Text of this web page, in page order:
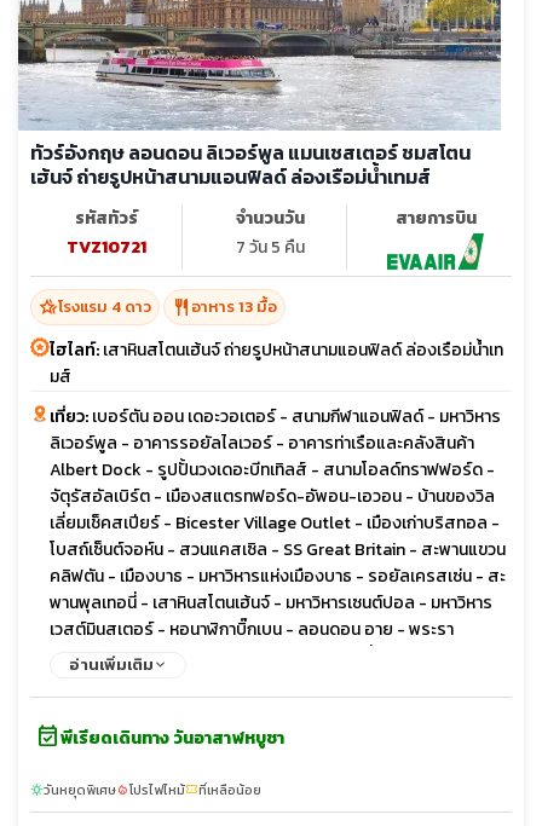
ทัวร์อังกฤษ ลอนดอน ลิเวอร์พูล แมนเชสเตอร์ ชมสโตน
เฮ้นจ์ ถ่ายรูปหน้าสนามแอนฟิลด์ ล่องเรือม่น้ำเทมส์
รหัสทัวร์
TVZ10721
จำนวนวัน
7 วัน 5 คืน
สายการบิน
hotel_classโรงแรม 4 ดาว restaurant อาหาร 13 มื้อ
ไฮไลท์:เสาหินสโตนเฮ้นจ์ ถ่ายรูปหน้าสนามแอนฟิลด์ ล่องเรือม่น้ำเท
มส์
เที่ยว:เบอร์ตัน ออน เดอะวอเตอร์ - สนามกีฬาแอนฟิลด์ - มหาวิหาร
ลิเวอร์พูล - อาคารรอยัลไลเวอร์ - อาคารท่าเรือและคลังสินค้า
Albert Dock - รูปปั้นวงเดอะบีทเทิลส์ - สนามโอลด์ทราฟฟอร์ด -
จัตุรัสอัลเบิร์ต - เมืองสแตรทฟอร์ด-อัพอน-เอวอน - บ้านของวิล
เลี่ยมเช็คสเปียร์ - Bicester Village Outlet - เมืองเก่าบริสทอล -
โบสถ์เซ็นต์จอห์น - สวนแคสเซิล - SS Great Britain - สะพานแขวน
คลิฟตัน - เมืองบาธ - มหาวิหารแห่งเมืองบาธ - รอยัลเครสเซ่น - สะ
พานพุลเทอนี่ - เสาหินสโตนเฮ้นจ์ - มหาวิหารเซนต์ปอล - มหาวิหาร
เวสต์มินสเตอร์ - หอนาฬิกาบิ๊กเบน - ลอนดอน อาย - พระรา
ชวังบัคกิ้งแฮม - จัตุรัสทราฟัลก้าร์ - พิคคาดิลลี่เซอร์คัส - ไชน่า
อ่านเพิ่มเติม
event_availableพีเรียดเดินทาง วันอาสาฬหบูชา
sunnyวันหยุดพิเศษlocal_fire_departmentโปรไฟไหม้confirmation_numberที่เหลือน้อย